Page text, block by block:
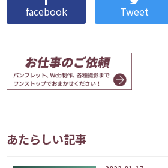
facebook Tweet
あたらしい記事